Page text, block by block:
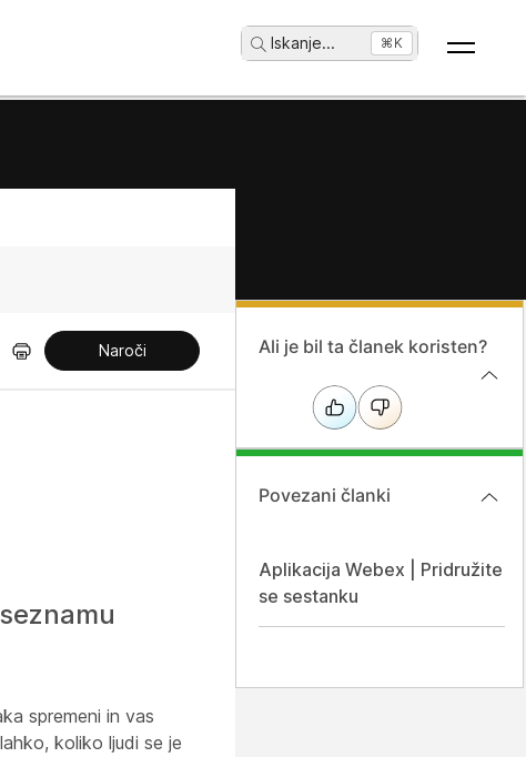
Iskanje... ⌘K
Naroči
spremeni in vas
koliko ljudi se je
Ali je bil ta članek koristen?
Povezani članki
Aplikacija Webex | Pridružite
se sestanku